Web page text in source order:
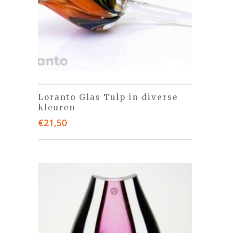
Loranto Glas Tulp in diverse
kleuren
€21,50